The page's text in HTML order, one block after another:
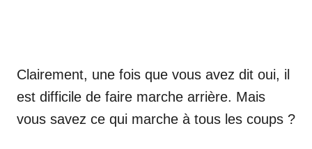
Clairement, une fois que vous avez dit oui, il
est difficile de faire marche arrière. Mais
vous savez ce qui marche à tous les coups ?